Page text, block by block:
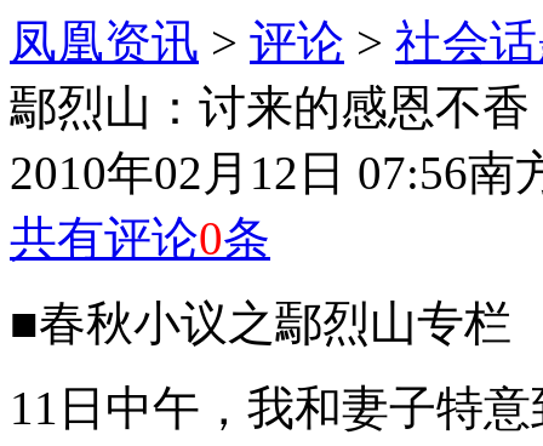
凤凰资讯 > 评论 > 社会
鄢烈山：讨来的感恩不香
2010年02月12日 07:56南
共有评论0条
■春秋小议之鄢烈山专栏
11日中午，我和妻子特